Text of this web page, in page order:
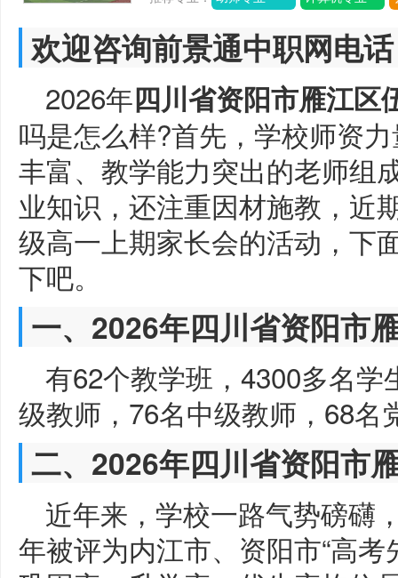
欢迎咨询前景通中职网电
2026年四川省资阳市雁江区
吗是怎么样?首先，学校师资
丰富、教学能力突出的老师组
业知识，还注重因材施教，近
级高一上期家长会的活动，下
下吧。
一、2026年四川省资阳市
有62个教学班，4300多名
级教师，76名中级教师，68名
二、2026年四川省资阳市
近年来，学校一路气势磅礴
年被评为内江市、资阳市“高